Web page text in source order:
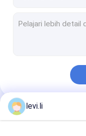
Kategori Kami
levi.li